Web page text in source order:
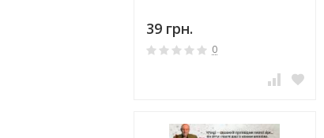
39 грн.
0